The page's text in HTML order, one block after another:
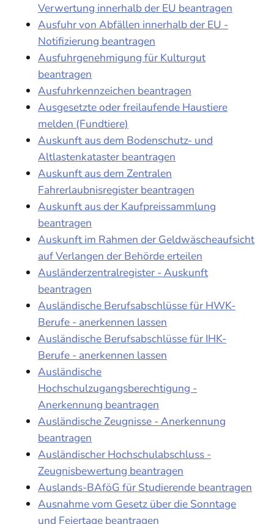
Verwertung innerhalb der EU beantragen
Ausfuhr von Abfällen innerhalb der EU -
Notifizierung beantragen
Ausfuhrgenehmigung für Kulturgut
beantragen
Ausfuhrkennzeichen beantragen
Ausgesetzte oder freilaufende Haustiere
melden (Fundtiere)
Auskunft aus dem Bodenschutz- und
Altlastenkataster beantragen
Auskunft aus dem Zentralen
Fahrerlaubnisregister beantragen
Auskunft aus der Kaufpreissammlung
beantragen
Auskunft im Rahmen der Geldwäscheaufsicht
auf Verlangen der Behörde erteilen
Ausländerzentralregister - Auskunft
beantragen
Ausländische Berufsabschlüsse für HWK-
Berufe - anerkennen lassen
Ausländische Berufsabschlüsse für IHK-
Berufe - anerkennen lassen
Ausländische
Hochschulzugangsberechtigung -
Anerkennung beantragen
Ausländische Zeugnisse - Anerkennung
beantragen
Ausländischer Hochschulabschluss -
Zeugnisbewertung beantragen
Auslands-BAföG für Studierende beantragen
Ausnahme vom Gesetz über die Sonntage
und Feiertage beantragen